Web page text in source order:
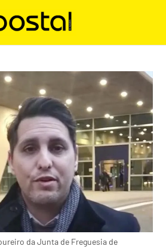
da Junta de Freguesia de